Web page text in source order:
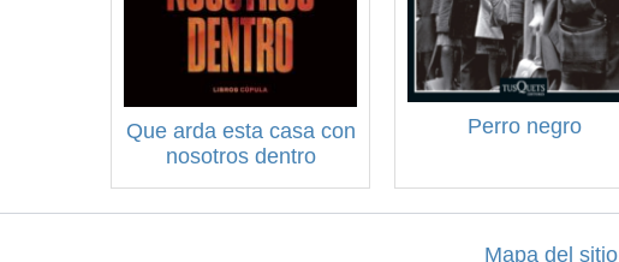
Que arda esta casa con
nosotros dentro
Perro negro
Mapa del sitio